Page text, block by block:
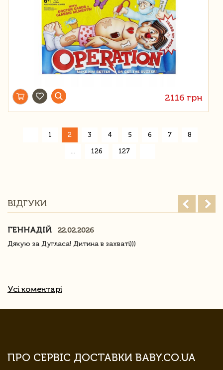
2116 грн
1 2 3 4 5 6 7 8
126 127
ВІДГУКИ
ГЕННАДІЙ
22.02.2026
Дякую за Дугласа! Дитина в захваті)))
Усі коментарі
ПРО СЕРВІС ДОСТАВКИ BABY.CO.UA